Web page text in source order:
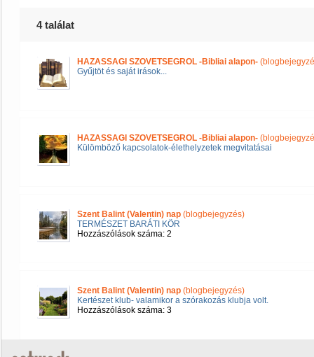
4 találat
HAZASSAGI SZOVETSEGROL -Bibliai alapon-
Gyűjtöt és saját irások...
HAZASSAGI SZOVETSEGROL -Bibliai alapon-
Külömböző kapcsolatok-élethelyzetek megvitatásai
Szent Balint (Valentin) nap (blogbejegyzés)
TERMÉSZET BARÁTI KÖR
Hozzászólások száma: 2
Szent Balint (Valentin) nap (blogbejegyzés)
Kertészet klub- valamikor a szórakozás klubja volt.
Hozzászólások száma: 3